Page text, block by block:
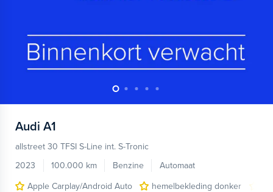
Audi A1
allstreet 30 TFSI S-Line int. S-Tronic
2023
100.000 km Benzine
Automaat
Apple Carplay/Android Auto
hemelbekleding donker